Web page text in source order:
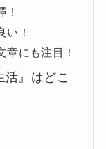
！
い！
章にも注目！
活』はどこ